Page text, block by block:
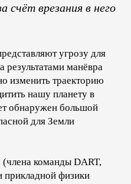
счёт врезания в него
угрозу для
результатами манёвра
изменить траекторию
нашу планету в
обнаружен большой
для Земли
(члена команды DART,
прикладной физики